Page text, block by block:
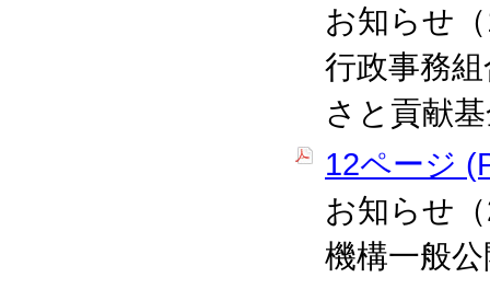
お知らせ
行政事務
さと貢献
12ページ
お知らせ
機構一般